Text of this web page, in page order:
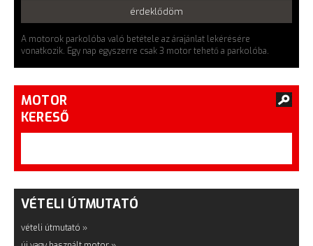
érdeklődöm
A motorok parkolóba való betétele az árajánlat lekérésére
vonatkozik. Egy nap egyszerre csak 3 motor tehető a parkolóba.
MOTOR
KERESŐ
VÉTELI ÚTMUTATÓ
vételi útmutató »